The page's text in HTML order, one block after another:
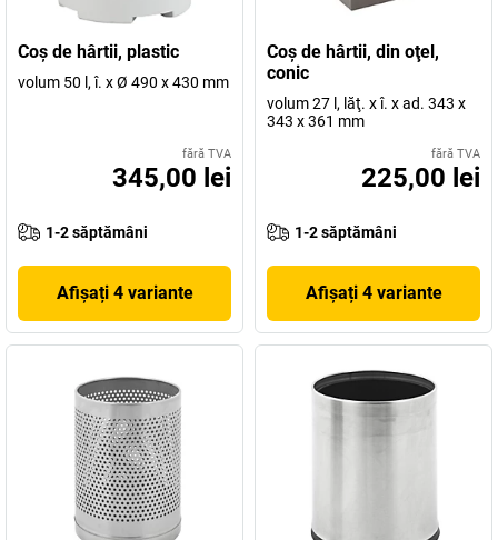
Coş de hârtii, plastic
volum 50 l, î. x Ø 490 x 430 mm
fără TVA
345,00 lei
1-2 săptămâni
Afișați 4 variante
Coş de hârtii, din oţel,
conic
volum 27 l, lăţ. x î. x ad. 343 x
343 x 361 mm
fără TVA
225,00 lei
1-2 săptămâni
Afișați 4 variante